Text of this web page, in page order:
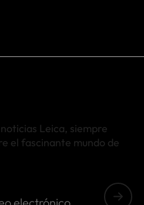
Leica, siempre
el fascinante mundo de